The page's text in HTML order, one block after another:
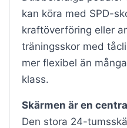
kan köra med SPD-
kraftöverföring eller
träningsskor med
mer flexibel än
klass.
Skärmen är en
Den stora 24-